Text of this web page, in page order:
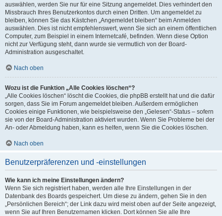
auswählen, werden Sie nur für eine Sitzung angemeldet. Dies verhindert den
Missbrauch Ihres Benutzerkontos durch einen Dritten. Um angemeldet zu
bleiben, können Sie das Kästchen „Angemeldet bleiben“ beim Anmelden
auswählen. Dies ist nicht empfehlenswert, wenn Sie sich an einem öffentlichen
Computer, zum Beispiel in einem Internetcafé, befinden. Wenn diese Option
nicht zur Verfügung steht, dann wurde sie vermutlich von der Board-
Administration ausgeschaltet.
Nach oben
Wozu ist die Funktion „Alle Cookies löschen“?
„Alle Cookies löschen“ löscht die Cookies, die phpBB erstellt hat und die dafür
sorgen, dass Sie im Forum angemeldet bleiben. Außerdem ermöglichen
Cookies einige Funktionen, wie beispielsweise den „Gelesen“-Status – sofern
sie von der Board-Administration aktiviert wurden. Wenn Sie Probleme bei der
An- oder Abmeldung haben, kann es helfen, wenn Sie die Cookies löschen.
Nach oben
Benutzerpräferenzen und -einstellungen
Wie kann ich meine Einstellungen ändern?
Wenn Sie sich registriert haben, werden alle Ihre Einstellungen in der
Datenbank des Boards gespeichert. Um diese zu ändern, gehen Sie in den
„Persönlichen Bereich“; der Link dazu wird meist oben auf der Seite angezeigt,
wenn Sie auf Ihren Benutzernamen klicken. Dort können Sie alle Ihre